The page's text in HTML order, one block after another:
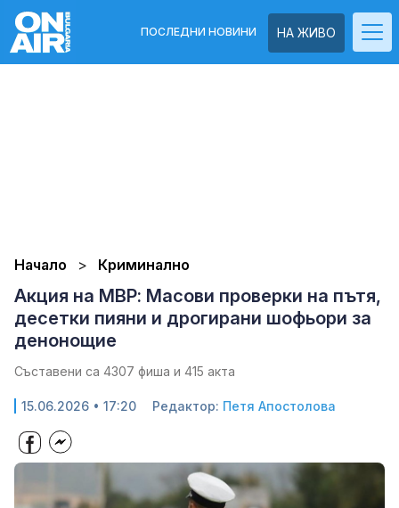
НА ЖИВО
ПОСЛЕДНИ НОВИНИ
Начало Криминално
Акция на МВР: Масови проверки на пътя,
десетки пияни и дрогирани шофьори за
денонощие
Съставени са 4307 фиша и 415 акта
15.06.2026 • 17:20 Редактор: Петя Апостолова